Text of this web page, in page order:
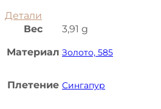
Детали
Вес
3,91 g
Материал Золото, 585
Плетение Сингапур